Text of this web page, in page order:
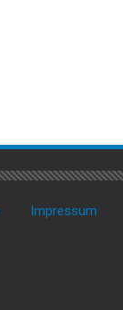
Impressum